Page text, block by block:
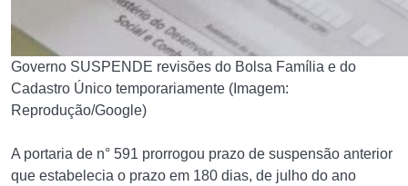
Governo SUSPENDE revisões do Bolsa Família e do
Cadastro Único temporariamente (Imagem:
Reprodução/Google)
A portaria de n° 591 prorrogou prazo de suspensão anterior
que estabelecia o prazo em 180 dias, de julho do ano